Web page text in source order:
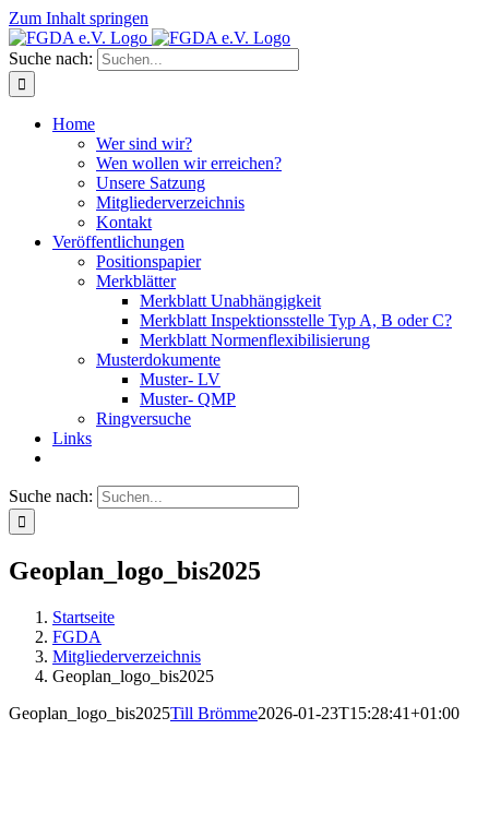
Zum Inhalt springen
Suche nach:
Home
Wer sind wir?
Wen wollen wir erreichen?
Unsere Satzung
Mitgliederverzeichnis
Kontakt
Veröffentlichungen
Positionspapier
Merkblätter
Merkblatt Unabhängigkeit
Merkblatt Inspektionsstelle Typ A, B oder C?
Merkblatt Normenflexibilisierung
Musterdokumente
Muster- LV
Muster- QMP
Ringversuche
Links
Suche nach:
Geoplan_logo_bis2025
Startseite
FGDA
Mitgliederverzeichnis
Geoplan_logo_bis2025
Geoplan_logo_bis2025Till Brömme2026-01-23T15:28:41+01:00